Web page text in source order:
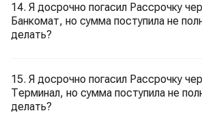
14. Я досрочно погасил Рассрочку
Банкомат, но сумма поступила не
делать?
15. Я досрочно погасил Рассрочку
Терминал, но сумма поступила не
делать?